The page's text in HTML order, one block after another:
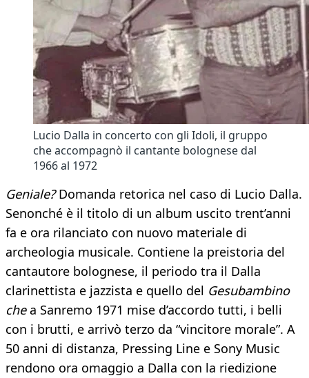
Lucio Dalla in concerto con gli Idoli, il gruppo
che accompagnò il cantante bolognese dal
1966 al 1972
Geniale?Domanda retorica nel caso di Lucio Dalla.
Senonché è il titolo di un album uscito trent’anni
fa e ora rilanciato con nuovo materiale di
archeologia musicale. Contiene la preistoria del
cantautore bolognese, il periodo tra il Dalla
clarinettista e jazzista e quello del Gesubambino
chea Sanremo 1971 mise d’accordo tutti, i belli
con i brutti, e arrivò terzo da “vincitore morale”. A
50 anni di distanza, Pressing Line e Sony Music
rendono ora omaggio a Dalla con la riedizione